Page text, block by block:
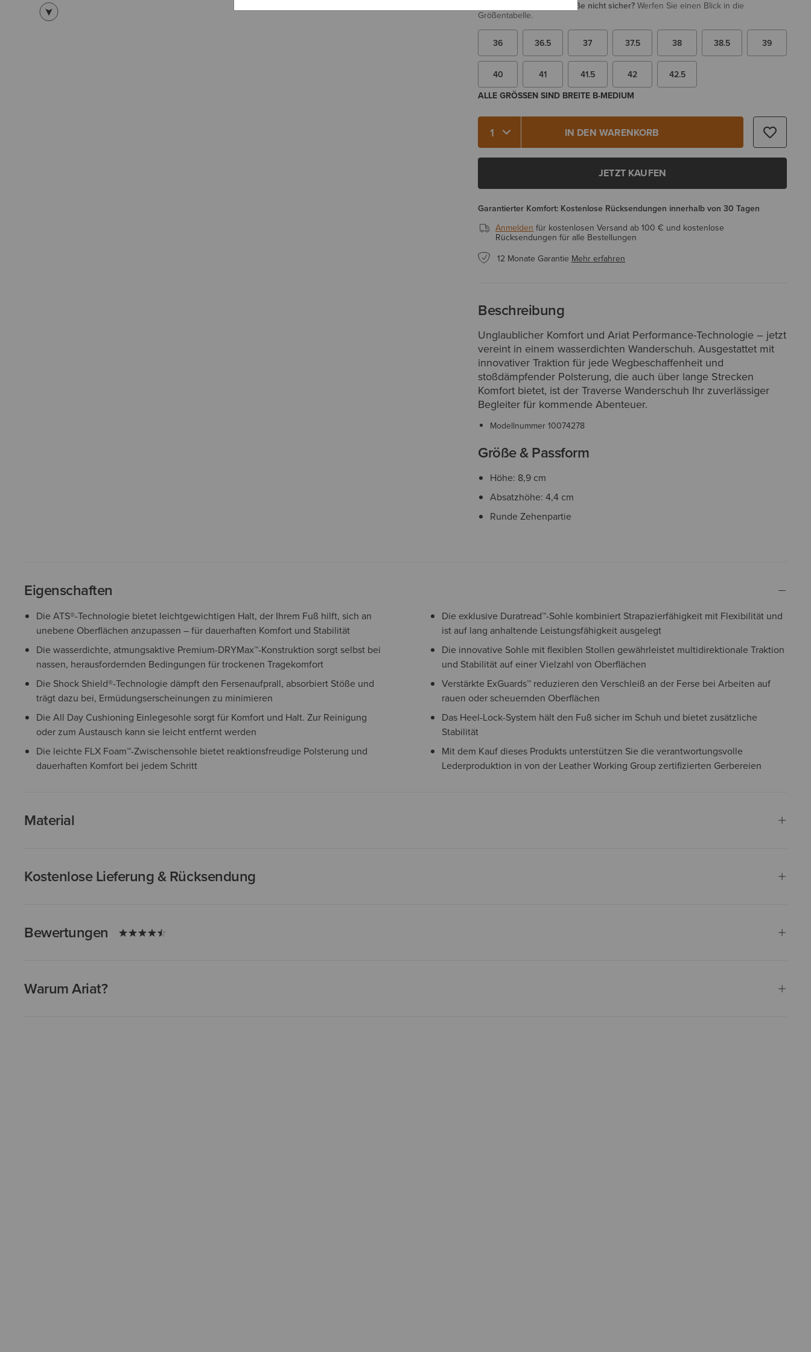
Sie sind sich bei Ihrer Größe nicht sicher?Werfen Sie einen Blick in die
Größentabelle.
36 36.5 37 37.5 38 38.5 39
40 41 41.5 42
42.5
ALLE GRÖSSEN SIND BREITE B-MEDIUM
Menge 1 IN DEN WARENKORB
JETZT KAUFEN
Garantierter Komfort: Kostenlose Rücksendungen innerhalb von 30 Tagen
Anmelden für kostenlosen Versand ab 100 € und kostenlose
Rücksendungen für alle Bestellungen
12 Monate Garantie Mehr erfahren
Beschreibung
Unglaublicher Komfort und Ariat Performance-Technologie – jetzt
vereint in einem wasserdichten Wanderschuh. Ausgestattet mit
innovativer Traktion für jede Wegbeschaffenheit und
stoßdämpfender Polsterung, die auch über lange Strecken
Komfort bietet, ist der Traverse Wanderschuh Ihr zuverlässiger
Begleiter für kommende Abenteuer.
Modellnummer10074278
Größe & Passform
Höhe: 8,9 cm
Absatzhöhe: 4,4 cm
Runde Zehenpartie
Eigenschaften
Die ATS®-Technologie bietet leichtgewichtigen Halt, der Ihrem Fuß hilft, sich an
unebene Oberflächen anzupassen – für dauerhaften Komfort und Stabilität
Die wasserdichte, atmungsaktive Premium-DRYMax™-Konstruktion sorgt selbst bei
nassen, herausfordernden Bedingungen für trockenen Tragekomfort
Die Shock Shield®-Technologie dämpft den Fersenaufprall, absorbiert Stöße und
trägt dazu bei, Ermüdungserscheinungen zu minimieren
Die All Day Cushioning Einlegesohle sorgt für Komfort und Halt. Zur Reinigung
oder zum Austausch kann sie leicht entfernt werden
Die leichte FLX Foam™-Zwischensohle bietet reaktionsfreudige Polsterung und
dauerhaften Komfort bei jedem Schritt
Die exklusive Duratread™-Sohle kombiniert Strapazierfähigkeit mit Flexibilität und
ist auf lang anhaltende Leistungsfähigkeit ausgelegt
Die innovative Sohle mit flexiblen Stollen gewährleistet multidirektionale Traktion
und Stabilität auf einer Vielzahl von Oberflächen
Verstärkte ExGuards™ reduzieren den Verschleiß an der Ferse bei Arbeiten auf
rauen oder scheuernden Oberflächen
Das Heel-Lock-System hält den Fuß sicher im Schuh und bietet zusätzliche
Stabilität
Mit dem Kauf dieses Produkts unterstützen Sie die verantwortungsvolle
Lederproduktion in von der Leather Working Group zertifizierten Gerbereien
Material
Kostenlose Lieferung & Rücksendung
Bewertungen
Warum Ariat?